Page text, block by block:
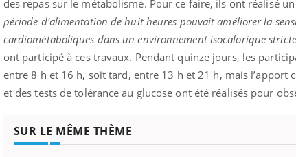
des repas sur le métabolisme. Pour ce faire, ils ont réalisé
période d'alimentation de huit heures pouvait améliorer la
cardiométaboliques dans un environnement isocalorique
ont participé à ces travaux. Pendant quinze jours, les
entre 8 h et 16 h, soit tard, entre 13 h et 21 h, mais l’apport
et des tests de tolérance au glucose ont été réalisés pour
SUR LE MÊME THÈME
Eczéma Chronique des
expliquer ma maladie
Il y a des sujets qui sont
d'autres non ! D'un côté,
sur la maladie d'un proche